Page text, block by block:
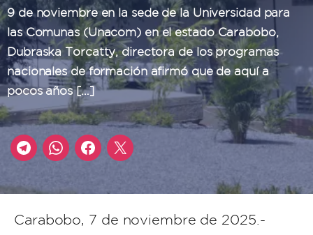
9 de noviembre en la sede de la Universidad para
las Comunas (Unacom) en el estado Carabobo,
Dubraska Torcatty, directora de los programas
nacionales de formación afirmó que de aquí a
pocos años […]
Carabobo, 7 de noviembre de 2025.-